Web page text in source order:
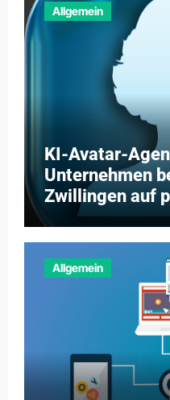
Allgemein
KI-Avatar-
Unternehmen
Zwillingen auf
Partner setzen
Allgemein